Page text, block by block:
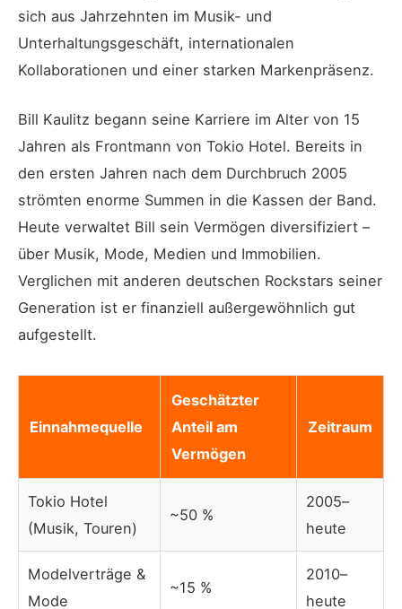
sich aus Jahrzehnten im Musik- und
Unterhaltungsgeschäft, internationalen
Kollaborationen und einer starken Markenpräsenz.
Bill Kaulitz begann seine Karriere im Alter von 15
Jahren als Frontmann von Tokio Hotel. Bereits in
den ersten Jahren nach dem Durchbruch 2005
strömten enorme Summen in die Kassen der Band.
Heute verwaltet Bill sein Vermögen diversifiziert –
über Musik, Mode, Medien und Immobilien.
Verglichen mit anderen deutschen Rockstars seiner
Generation ist er finanziell außergewöhnlich gut
aufgestellt.
Einnahmequelle
Geschätzter
Anteil am
Vermögen
Zeitraum
Tokio Hotel
(Musik, Touren)
~50 %
2005–
heute
Modelverträge &
Mode
~15 %
2010–
heute